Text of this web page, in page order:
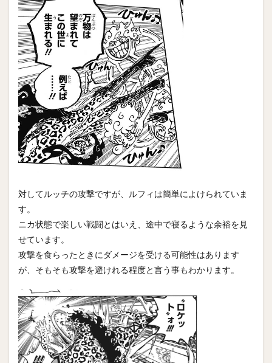
対してルッチの攻撃ですが、ルフィは簡単によけられていま
す。
ニカ状態で楽しい戦闘とはいえ、途中で寝るような余裕を見
せています。
攻撃を食らったときにダメージを受ける可能性はあります
が、そもそも攻撃を避けれる程度と言う事もわかります。